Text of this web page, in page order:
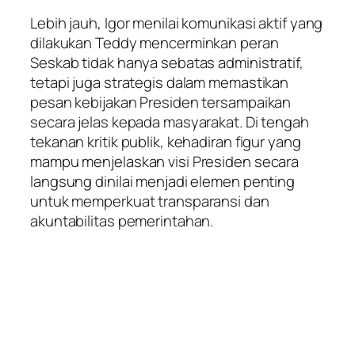
Lebih jauh, Igor menilai komunikasi aktif yang
dilakukan Teddy mencerminkan peran
Seskab tidak hanya sebatas administratif,
tetapi juga strategis dalam memastikan
pesan kebijakan Presiden tersampaikan
secara jelas kepada masyarakat. Di tengah
tekanan kritik publik, kehadiran figur yang
mampu menjelaskan visi Presiden secara
langsung dinilai menjadi elemen penting
untuk memperkuat transparansi dan
akuntabilitas pemerintahan.